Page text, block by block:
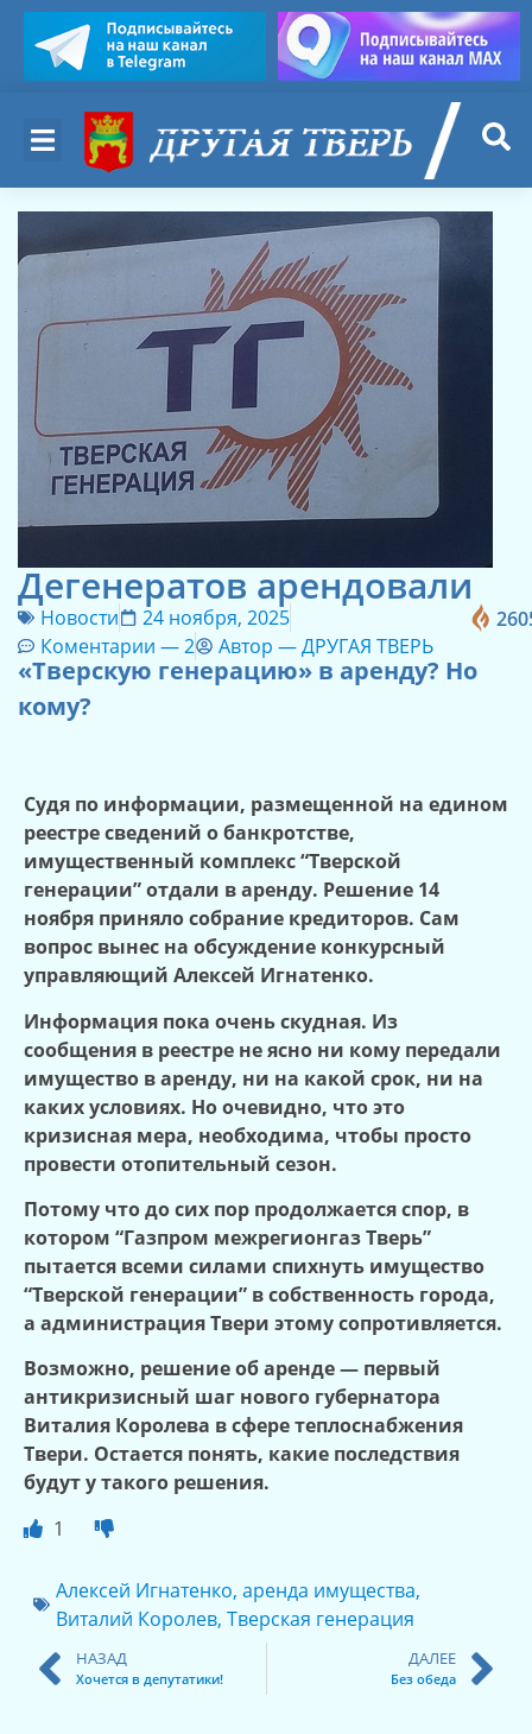
Дегенератов арендовали
Новости
24 ноября, 2025
Коментарии —2 Автор —ДРУГАЯ ТВЕРЬ
«Тверскую генерацию» в аренду? Но
кому?
Судя по информации, размещенной на едином
реестре сведений о банкротстве,
имущественный комплекс “Тверской
генерации” отдали в аренду. Решение 14
ноября приняло собрание кредиторов. Сам
вопрос вынес на обсуждение конкурсный
управляющий Алексей Игнатенко.
Информация пока очень скудная. Из
сообщения в реестре не ясно ни кому передали
имущество в аренду, ни на какой срок, ни на
каких условиях. Но очевидно, что это
кризисная мера, необходима, чтобы просто
провести отопительный сезон.
Потому что до сих пор продолжается спор, в
котором “Газпром межрегионгаз Тверь”
пытается всеми силами спихнуть имущество
“Тверской генерации” в собственность города,
а администрация Твери этому сопротивляется.
Возможно, решение об аренде — первый
антикризисный шаг нового губернатора
Виталия Королева в сфере теплоснабжения
Твери. Остается понять, какие последствия
будут у такого решения.
1
Алексей Игнатенко, аренда имущества,
Виталий Королев, Тверская генерация
НАЗАД
Хочется в депутатики!
ДАЛЕЕ
Без обеда